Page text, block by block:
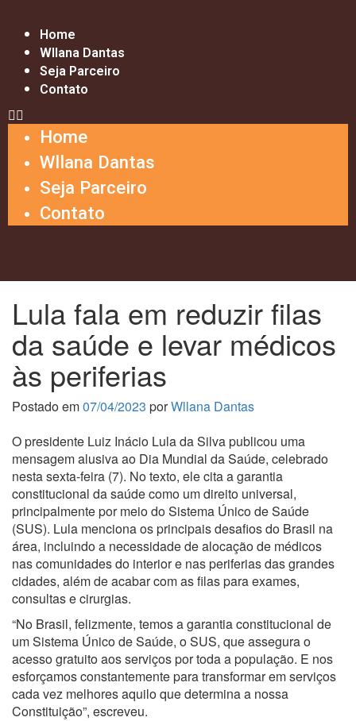
Home
Wllana Dantas
Seja Parceiro
Contato
Home
Wllana Dantas
Seja Parceiro
Contato
Lula fala em reduzir filas
da saúde e levar médicos
às periferias
Postado em07/04/2023 porWllana Dantas
O presidente Luiz Inácio Lula da Silva publicou uma
mensagem alusiva ao Dia Mundial da Saúde, celebrado
nesta sexta-feira (7). No texto, ele cita a garantia
constitucional da saúde como um direito universal,
principalmente por meio do Sistema Único de Saúde
(SUS). Lula menciona os principais desafios do Brasil na
área, incluindo a necessidade de alocação de médicos
nas comunidades do interior e nas periferias das grandes
cidades, além de acabar com as filas para exames,
consultas e cirurgias.
“No Brasil, felizmente, temos a garantia constitucional de
um Sistema Único de Saúde, o SUS, que assegura o
acesso gratuito aos serviços por toda a população. E nos
esforçamos constantemente para transformar em serviços
cada vez melhores aquilo que determina a nossa
Constituição”, escreveu.